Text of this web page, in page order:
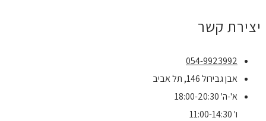
יצירת קשר
054-9923992
אבן גבירול 146, תל אביב
א'-ה' 18:00-20:30
ו' 11:00-14:30